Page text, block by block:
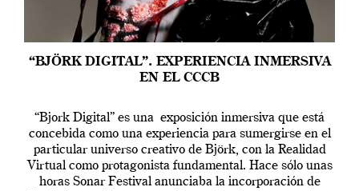
“BJÖRK DIGITAL”. EXPERIENCIA INMERSIVA
EN EL CCCB
“Bjork Digital” es una exposición inmersiva que está
concebida como una experiencia para sumergirse en el
particular universo creativo de Björk, con la Realidad
Virtual como protagonista fundamental. Hace sólo unas
horas Sonar Festival anunciaba la incorporación de